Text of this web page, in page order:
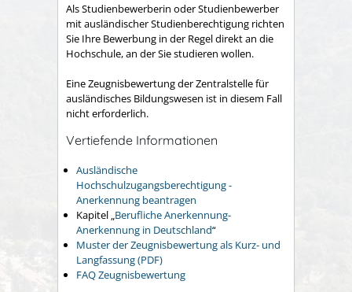
Als Studienbewerberin oder Studienbewerber
mit ausländischer Studienberechtigung richten
Sie Ihre Bewerbung in der Regel direkt an die
Hochschule, an der Sie studieren wollen.
Eine Zeugnisbewertung der Zentralstelle für
ausländisches Bildungswesen ist in diesem Fall
nicht erforderlich.
Vertiefende Informationen
Ausländische
Hochschulzugangsberechtigung -
Anerkennung beantragen
Kapitel „Berufliche Anerkennung-
Anerkennung in Deutschland“
Muster der Zeugnisbewertung als Kurz- und
Langfassung (PDF)
FAQ Zeugnisbewertung